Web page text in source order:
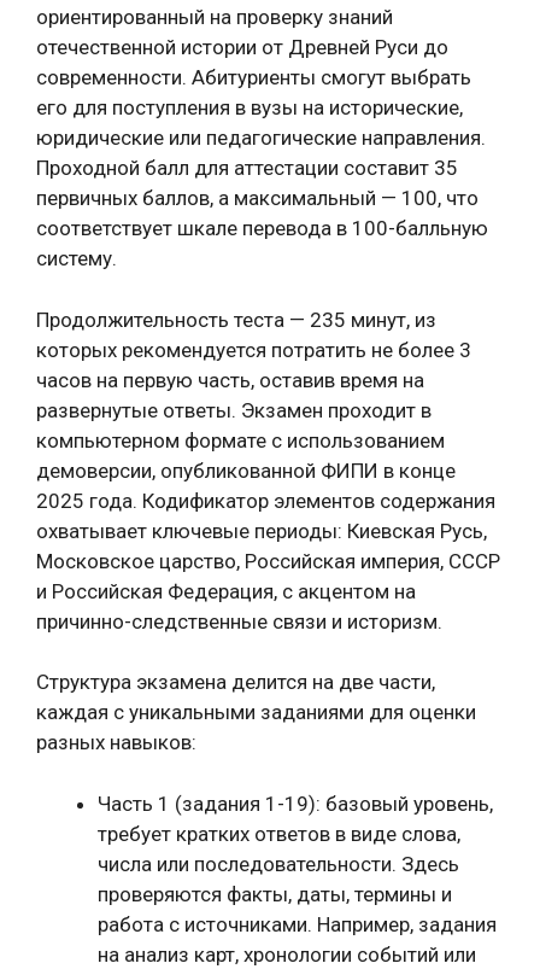
ориентированный на проверку знаний
отечественной истории от Древней Руси до
современности. Абитуриенты смогут выбрать
его для поступления в вузы на исторические,
юридические или педагогические направления.
Проходной балл для аттестации составит 35
первичных баллов, а максимальный — 100, что
соответствует шкале перевода в 100-балльную
систему.
Продолжительность теста — 235 минут, из
которых рекомендуется потратить не более 3
часов на первую часть, оставив время на
развернутые ответы. Экзамен проходит в
компьютерном формате с использованием
демоверсии, опубликованной ФИПИ в конце
2025 года. Кодификатор элементов содержания
охватывает ключевые периоды: Киевская Русь,
Московское царство, Российская империя, СССР
и Российская Федерация, с акцентом на
причинно-следственные связи и историзм.
Структура экзамена делится на две части,
каждая с уникальными заданиями для оценки
разных навыков:
Часть 1 (задания 1-19): базовый уровень,
требует кратких ответов в виде слова,
числа или последовательности. Здесь
проверяются факты, даты, термины и
работа с источниками. Например, задания
на анализ карт, хронологии событий или